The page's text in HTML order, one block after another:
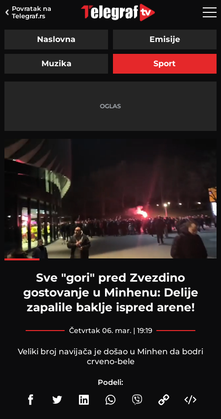
Povratak na
Telegraf.rs
Naslovna Emisije
Muzika Sport
Sve "gori" pred Zvezdino
gostovanje u Minhenu: Delije
zapalile baklje ispred arene!
četvrtak 06. mar. | 19:19
Veliki broj navijača je došao u Minhen da bodri
crveno-bele
Podeli: